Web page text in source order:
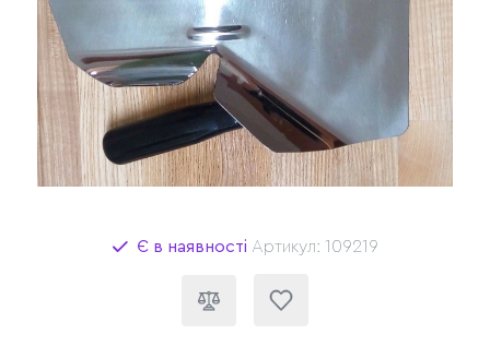
Є в наявності Артикул: 109219